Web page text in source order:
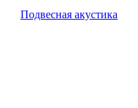
Подвесная акустика